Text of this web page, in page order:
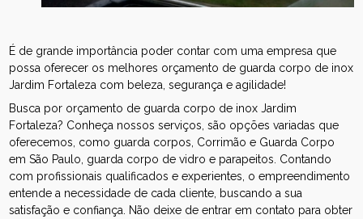
É de grande importância poder contar com uma empresa que
possa oferecer os melhores orçamento de guarda corpo de inox
Jardim Fortaleza com beleza, segurança e agilidade!
Busca por orçamento de guarda corpo de inox Jardim
Fortaleza? Conheça nossos serviços, são opções variadas que
oferecemos, como guarda corpos, Corrimão e Guarda Corpo
em São Paulo, guarda corpo de vidro e parapeitos. Contando
com profissionais qualificados e experientes, o empreendimento
entende a necessidade de cada cliente, buscando a sua
satisfação e confiança. Não deixe de entrar em contato para obter